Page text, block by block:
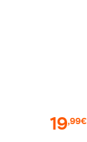
19,99€